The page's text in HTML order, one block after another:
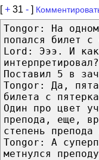
[+ 31 - ]
Tongor: На
попался билет с
Lord: Эээ. И как
интерпретировал?
Поставил 5 в
Tongor: Да,
билета с
Один про цвет
препода, еще,
степень
Tongor: А
метнулся